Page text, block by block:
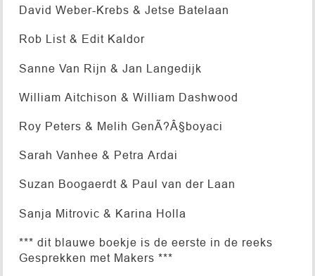
David Weber-Krebs & Jetse Batelaan
Rob List & Edit Kaldor
Sanne Van Rijn & Jan Langedijk
William Aitchison & William Dashwood
Roy Peters & Melih GenÃ?Â§boyaci
Sarah Vanhee & Petra Ardai
Suzan Boogaerdt & Paul van der Laan
Sanja Mitrovic & Karina Holla
*** dit blauwe boekje is de eerste in de reeks
Gesprekken met Makers ***